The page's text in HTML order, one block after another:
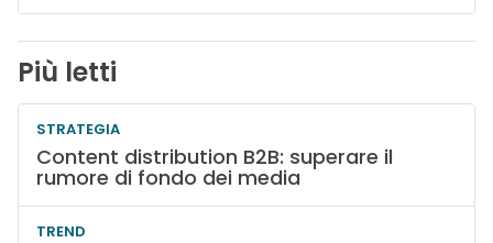
Più letti
STRATEGIA
Content distribution B2B: superare il
rumore di fondo dei media
TREND